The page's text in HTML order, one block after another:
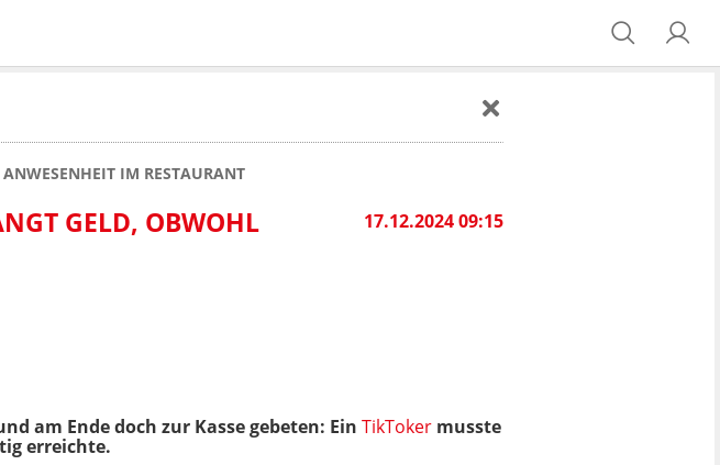
IM RESTAURANT
17.12.2024 09:15
GELD, OBWOHL
am Ende doch zur Kasse gebeten: Ein TikToker musste
erreichte.